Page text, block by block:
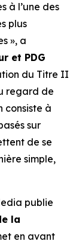
à l’une des
plus
», a
et PDG
du Titre II
regard de
consiste à
sur
de se
simple,
publie
la
en avant